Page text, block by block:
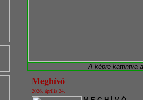
A képre kattintva
Meghívó
2026. április 24.